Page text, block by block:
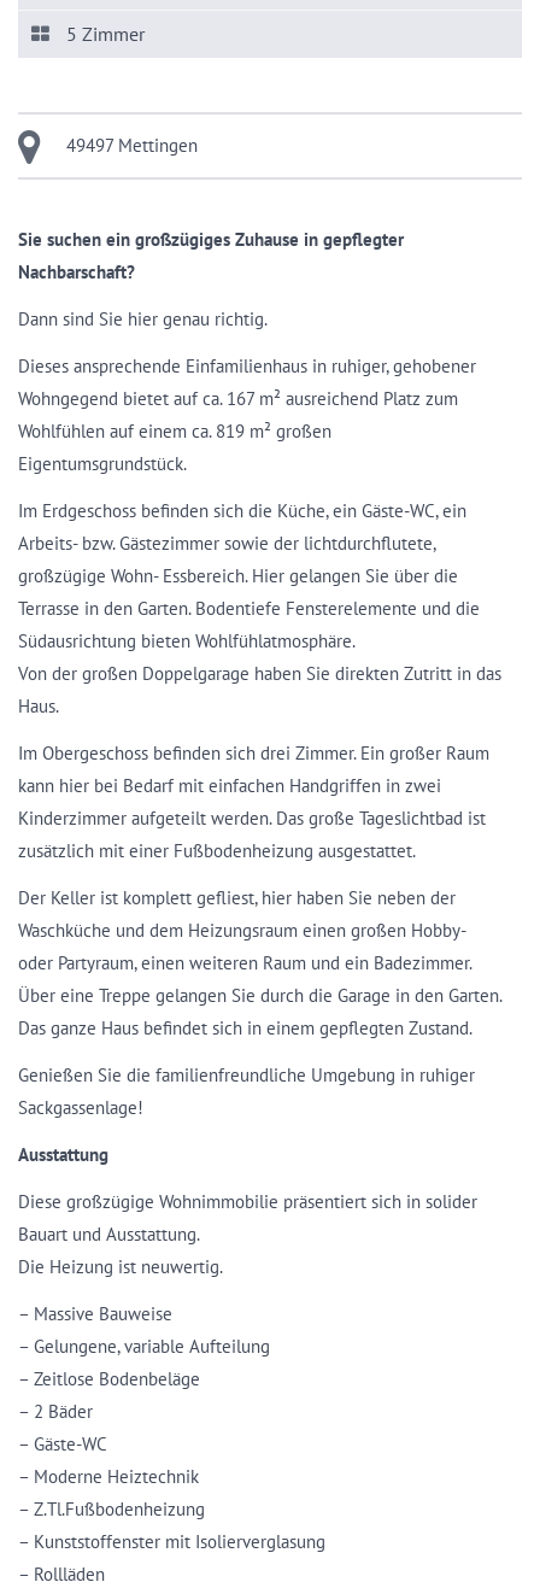
5 Zimmer
49497 Mettingen
Sie suchen ein großzügiges Zuhause in gepflegter
Nachbarschaft?
Dann sind Sie hier genau richtig.
Dieses ansprechende Einfamilienhaus in ruhiger, gehobener
Wohngegend bietet auf ca. 167 m² ausreichend Platz zum
Wohlfühlen auf einem ca. 819 m² großen
Eigentumsgrundstück.
Im Erdgeschoss befinden sich die Küche, ein Gäste-WC, ein
Arbeits- bzw. Gästezimmer sowie der lichtdurchflutete,
großzügige Wohn- Essbereich. Hier gelangen Sie über die
Terrasse in den Garten. Bodentiefe Fensterelemente und die
Südausrichtung bieten Wohlfühlatmosphäre.
Von der großen Doppelgarage haben Sie direkten Zutritt in das
Haus.
Im Obergeschoss befinden sich drei Zimmer. Ein großer Raum
kann hier bei Bedarf mit einfachen Handgriffen in zwei
Kinderzimmer aufgeteilt werden. Das große Tageslichtbad ist
zusätzlich mit einer Fußbodenheizung ausgestattet.
Der Keller ist komplett gefliest, hier haben Sie neben der
Waschküche und dem Heizungsraum einen großen Hobby-
oder Partyraum, einen weiteren Raum und ein Badezimmer.
Über eine Treppe gelangen Sie durch die Garage in den Garten.
Das ganze Haus befindet sich in einem gepflegten Zustand.
Genießen Sie die familienfreundliche Umgebung in ruhiger
Sackgassenlage!
Ausstattung
Diese großzügige Wohnimmobilie präsentiert sich in solider
Bauart und Ausstattung.
Die Heizung ist neuwertig.
– Massive Bauweise
– Gelungene, variable Aufteilung
– Zeitlose Bodenbeläge
– 2 Bäder
– Gäste-WC
– Moderne Heiztechnik
– Z.Tl.Fußbodenheizung
– Kunststoffenster mit Isolierverglasung
– Rollläden